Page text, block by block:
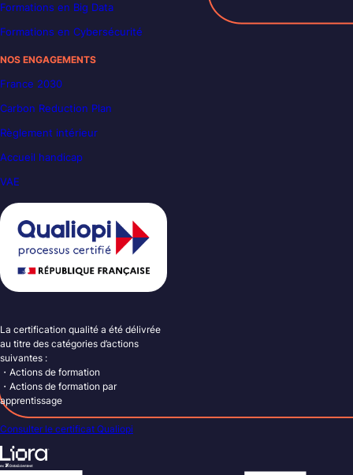
Formations en Big Data
Formations en Cybersécurité
NOS ENGAGEMENTS
France 2030
Carbon Reduction Plan
Règlement intérieur
Accueil handicap
VAE
La certification qualité a été délivrée
au titre des catégories d’actions
suivantes :
・Actions de formation
・Actions de formation par
apprentissage
Consulter le certificat Qualiopi